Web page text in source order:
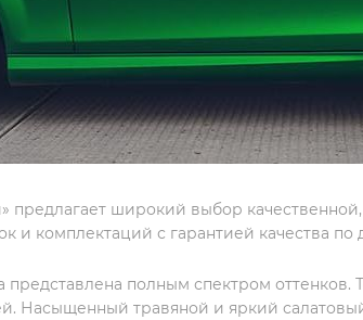
предлагает широкий выбор
и комплектаций с гарантией качества по
представлена полным спектром
Насыщенный травяной и яркий